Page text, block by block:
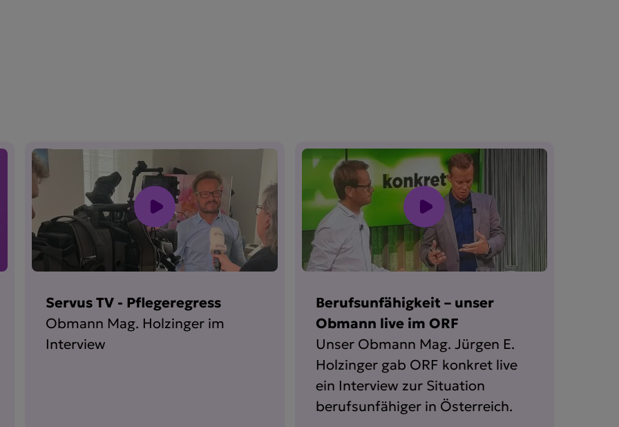
Servus TV - Pflegeregress
Obmann Mag. Holzinger im
Interview
Berufsunfähigkeit – unser
Obmann live im ORF
Unser Obmann Mag. Jürgen E.
Holzinger gab ORF konkret live
ein Interview zur Situation
berufsunfähiger in Österreich.